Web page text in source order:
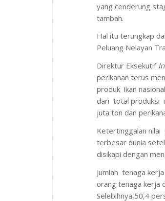
yang cenderung
tambah.
Hal itu terungkap
Peluang Nelayan
Direktur Eksekutif
perikanan terus
produk ikan
dari total produksi
juta ton dan
Ketertinggalan
terbesar dunia
disikapi dengan
Jumlah tenaga
orang tenaga kerja
Selebihnya,50,4